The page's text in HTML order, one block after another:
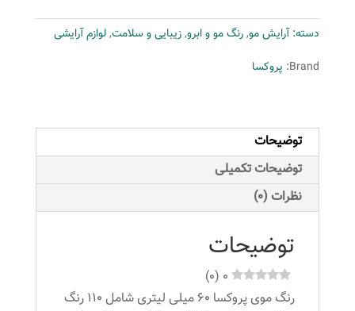
سری
Natural
Ash
حجم
60
میلی
لیتر
رنگ
طبیعی
دودی
روشن
دسته:آرایش مو,رنگ مو و ابرو,زیبایی و سلامت,لوازم آرایشی
Brand: پروکسا
توضیحات
توضیحات تکمیلی
نظرات (0)
توضیحات
0
(
0
)
رنگ موی پروکسا ۶۰ میلی لیتری شامل ۱۱۰ رنگ